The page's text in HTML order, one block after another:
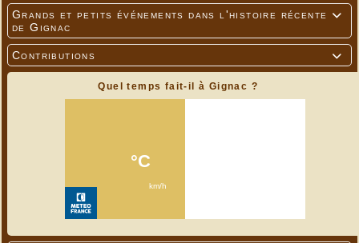

Grands et petits événements dans l'histoire récente
de Gignac

Contributions
Quel temps fait-il à Gignac ?